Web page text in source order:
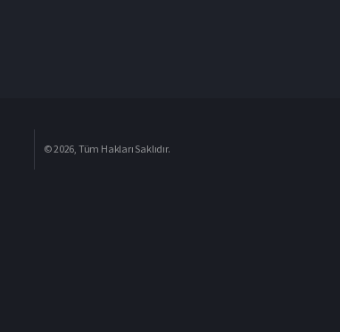
© 2026, Tüm Hakları Saklıdır.